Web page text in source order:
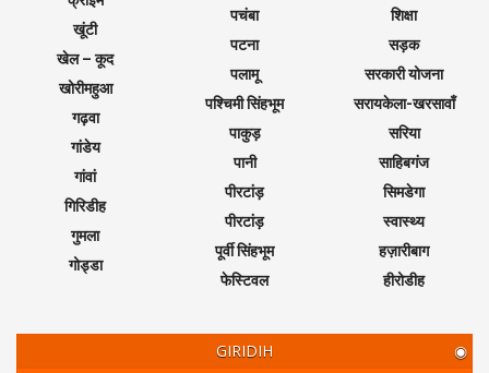
खूंटी
खेल – कूद
खोरीमहुआ
गढ़वा
गांडेय
गांवां
गिरिडीह
गुमला
गोड्डा
पचंबा
पटना
पलामू
पश्चिमी सिंहभूम
पाकुड़
पानी
पीरटांड़
पीरटांड़
पूर्वी सिंहभूम
फेस्टिवल
शिक्षा
सड़क
सरकारी योजना
सरायकेला-खरसावाँ
सरिया
साहिबगंज
सिमडेगा
स्वास्थ्य
हज़ारीबाग
हीरोडीह
GIRIDIH ◉